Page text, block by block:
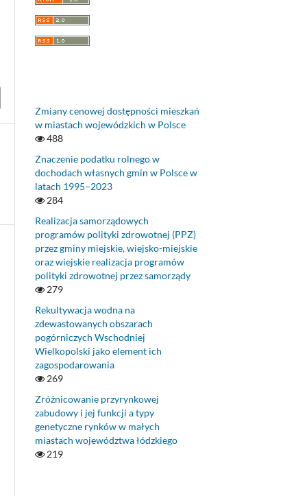
Zmiany cenowej dostępności mieszkań
w miastach wojewódzkich w Polsce
488
Znaczenie podatku rolnego w
dochodach własnych gmin w Polsce w
latach 1995–2023
284
Realizacja samorządowych
programów polityki zdrowotnej (PPZ)
przez gminy miejskie, wiejsko-miejskie
oraz wiejskie realizacja programów
polityki zdrowotnej przez samorządy
279
Rekultywacja wodna na
zdewastowanych obszarach
pogórniczych Wschodniej
Wielkopolski jako element ich
zagospodarowania
269
Zróżnicowanie przyrynkowej
zabudowy i jej funkcji a typy
genetyczne rynków w małych
miastach województwa łódzkiego
219